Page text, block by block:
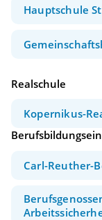
Hauptschule
Realschule
Kopernikus-
Carl-Reuther-